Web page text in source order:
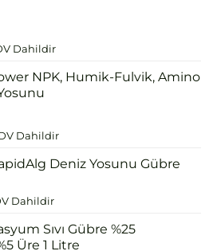
Dahildir
NPK, Humik-Fulvik, Amino
Dahildir
Deniz Yosunu Gübre
Dahildir
Sıvı Gübre %25
Üre 1 Litre